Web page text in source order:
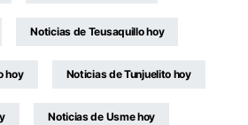
Noticias de Teusaquillo hoy
hoy Noticias de Tunjuelito hoy
Noticias de Usme hoy